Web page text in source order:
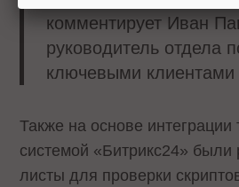
комментирует Иван
руководитель отдела
ключевыми
Также на основе
системой «Битрикс24» были
листы для проверки